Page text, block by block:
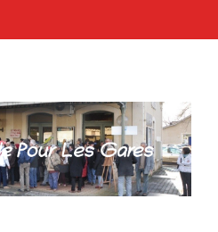
GARES